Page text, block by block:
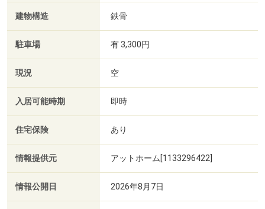
建物構造 鉄骨
駐車場 有 3,300円
現況 空
入居可能時期 即時
住宅保険 あり
情報提供元 アットホーム[1133296422]
情報公開日 2026年8月7日